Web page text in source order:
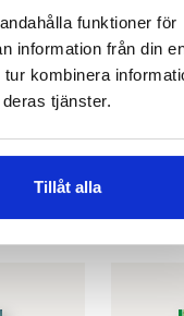
funktioner för
information från din
kombinera
tjänster.
Tillåt alla
TOVE
Resa
€13.90